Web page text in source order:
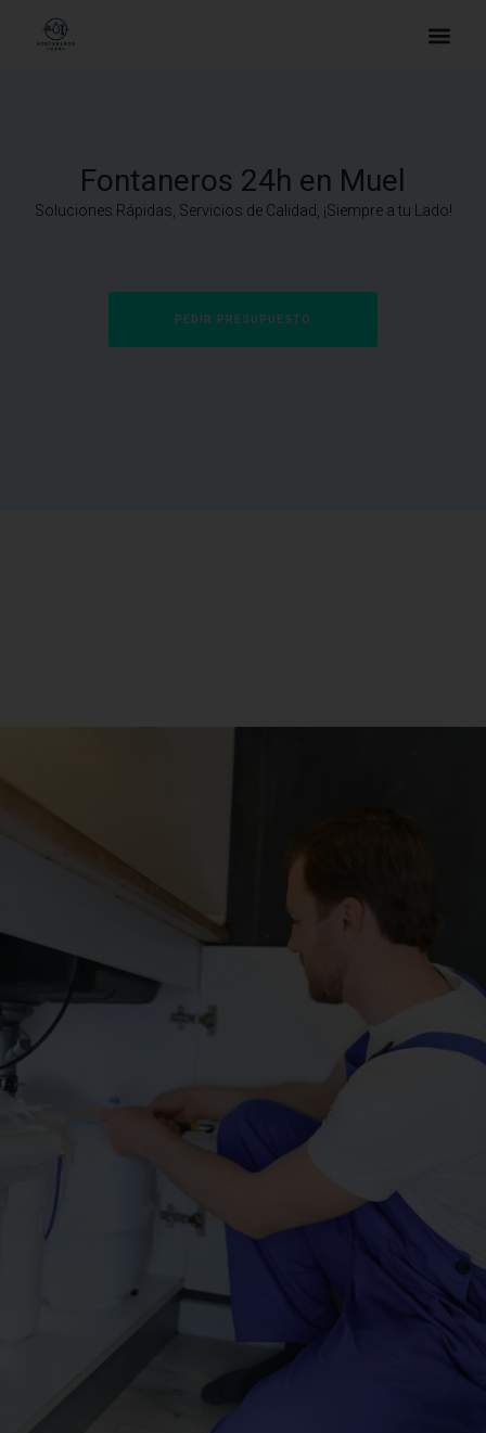
Fontaneros 24h en Muel
Soluciones Rápidas, Servicios de Calidad, ¡Siempre a tu Lado!
PEDIR PRESUPUESTO